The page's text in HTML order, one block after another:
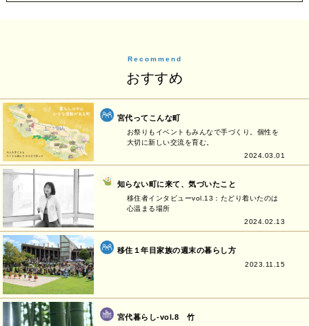
Recommend
おすすめ
宮代ってこんな町
お祭りもイベントもみんなで手づくり。個性を
大切に新しい交流を育む。
2024.03.01
知らない町に来て、気づいたこと
移住者インタビューvol.13：たどり着いたのは
心温まる場所
2024.02.13
移住１年目家族の週末の暮らし方
2023.11.15
宮代暮らし-vol.8 竹